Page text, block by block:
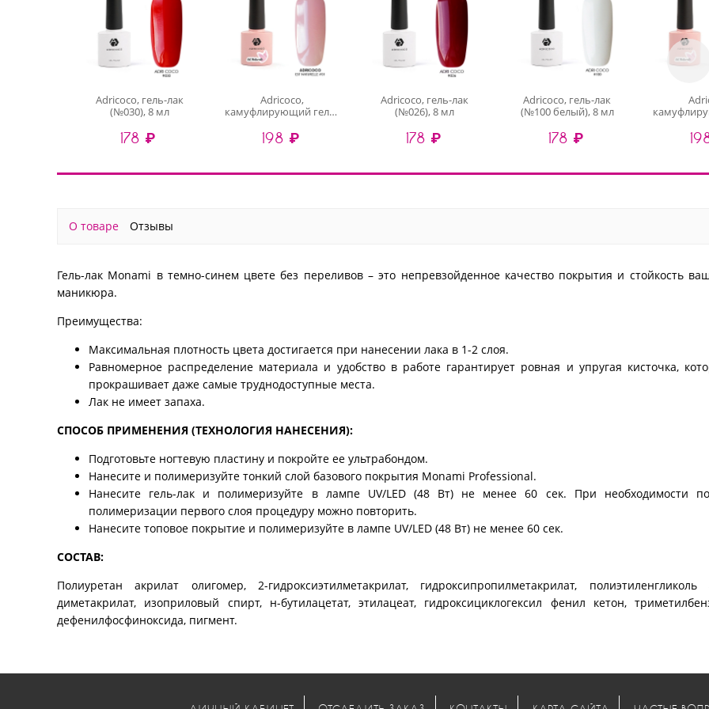
Adricoco, гель-лак
(№030), 8 мл
178 ₽
Adricoco,
камуфлирующий гель-
8 мл
198 ₽
Adricoco, гель-лак
(№026), 8 мл
178 ₽
Adricoco, гель-лак
(№100 белый), 8 мл
178 ₽
8
О товаре Отзывы
Гель-лак Monami в темно-синем цвете без переливов – это непревзойденное качество покрытия и стойкость
маникюра.
Преимущества:
Максимальная плотность цвета достигается при нанесении лака в 1-2 слоя.
Равномерное распределение материала и удобство в работе гарантирует ровная и упругая кисточка,
прокрашивает даже самые труднодоступные места.
Лак не имеет запаха.
СПОСОБ ПРИМЕНЕНИЯ (ТЕХНОЛОГИЯ НАНЕСЕНИЯ):
Подготовьте ногтевую пластину и покройте ее ультрабондом.
Нанесите и полимеризуйте тонкий слой базового покрытия Monami Professional.
Нанесите гель-лак и полимеризуйте в лампе UV/LED (48 Вт) не менее 60 сек. При необходимости
полимеризации первого слоя процедуру можно повторить.
Нанесите топовое покрытие и полимеризуйте в лампе UV/LED (48 Вт) не менее 60 сек.
СОСТАВ:
Полиуретан акрилат олигомер, 2-гидроксиэтилметакрилат, гидроксипропилметакрилат, полиэтиленгликоль
диметакрилат, изоприловый спирт, н-бутилацетат, этилацеат, гидроксициклогексил фенил кетон,
дефенилфосфиноксида, пигмент.